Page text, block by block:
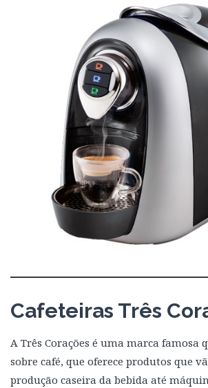
Cafeteiras Três
A Três Corações é uma marca famosa
sobre café, que oferece produtos que
produção caseira da bebida até